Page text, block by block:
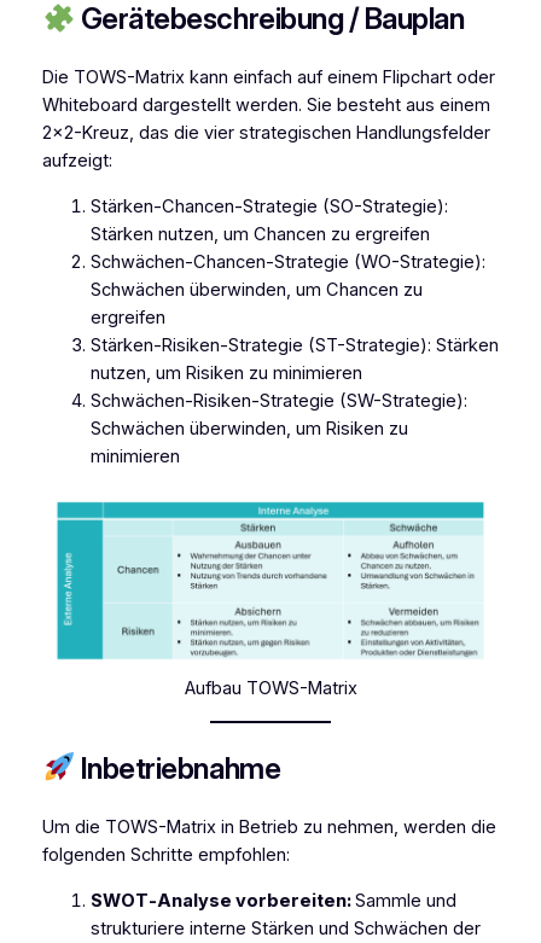
Gerätebeschreibung / Bauplan
Die TOWS-Matrix kann einfach auf einem Flipchart oder
Whiteboard dargestellt werden. Sie besteht aus einem
2×2-Kreuz, das die vier strategischen Handlungsfelder
aufzeigt:
Stärken-Chancen-Strategie (SO-Strategie):
Stärken nutzen, um Chancen zu ergreifen
Schwächen-Chancen-Strategie (WO-Strategie):
Schwächen überwinden, um Chancen zu
ergreifen
Stärken-Risiken-Strategie (ST-Strategie): Stärken
nutzen, um Risiken zu minimieren
Schwächen-Risiken-Strategie (SW-Strategie):
Schwächen überwinden, um Risiken zu
minimieren
Aufbau TOWS-Matrix
Inbetriebnahme
Um die TOWS-Matrix in Betrieb zu nehmen, werden die
folgenden Schritte empfohlen:
SWOT‑Analyse vorbereiten:Sammle und
strukturiere interne Stärken und Schwächen der